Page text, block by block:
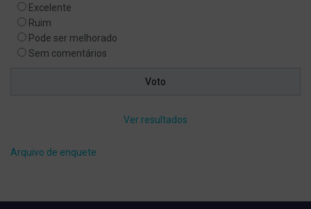
Excelente
Ruim
Pode ser melhorado
Sem comentários
Ver resultados
Arquivo de enquete